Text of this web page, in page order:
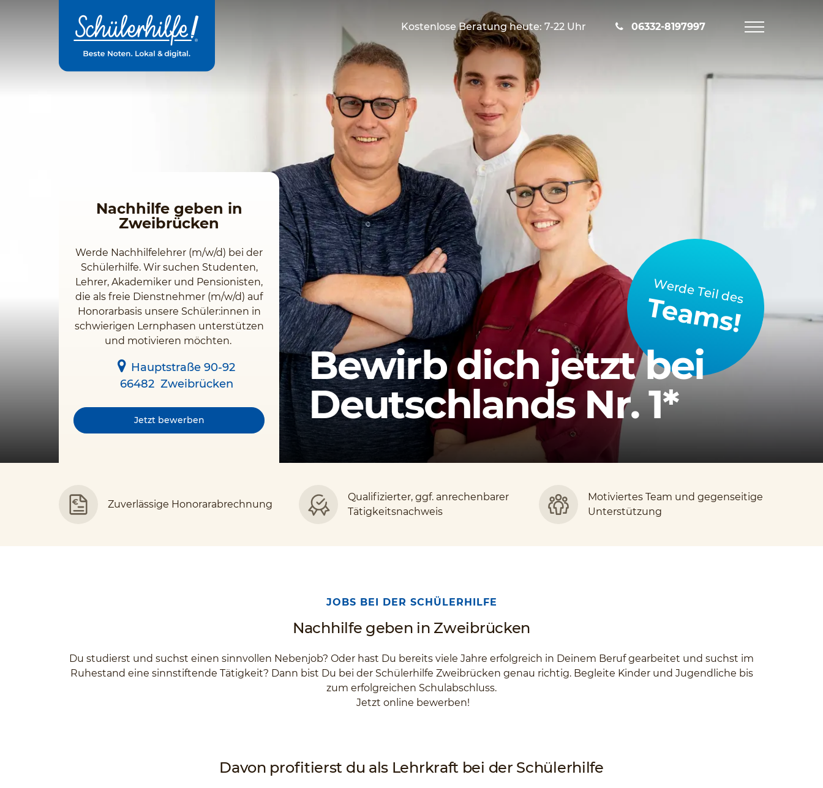
Kostenlose Beratung heute: 7-22 Uhr 06332-8197997
Navigation
Werde Teil des
Teams!
Bewirb dich jetzt bei
Deutschlands Nr. 1*
Nachhilfe geben in
Zweibrücken
Werde Nachhilfelehrer (m/w/d) bei der
Schülerhilfe. Wir suchen Studenten,
Lehrer, Akademiker und Pensionisten,
die als freie Dienstnehmer (m/w/d) auf
Honorarbasis unsere Schüler:innen in
schwierigen Lernphasen unterstützen
und motivieren möchten.
Hauptstraße 90-92
66482 Zweibrücken
Jetzt bewerben
Zuverlässige Honorarabrechnung
Qualifizierter, ggf. anrechenbarer
Tätigkeitsnachweis
Motiviertes Team und gegenseitige
Unterstützung
JOBS BEI DER SCHÜLERHILFE
Nachhilfe geben in Zweibrücken
Du studierst und suchst einen sinnvollen Nebenjob? Oder hast Du bereits viele Jahre erfolgreich in Deinem Beruf gearbeitet und suchst im
Ruhestand eine sinnstiftende Tätigkeit? Dann bist Du bei der Schülerhilfe Zweibrücken genau richtig. Begleite Kinder und Jugendliche bis
zum erfolgreichen Schulabschluss.
Jetzt online bewerben!
Davon profitierst du als Lehrkraft bei der Schülerhilfe